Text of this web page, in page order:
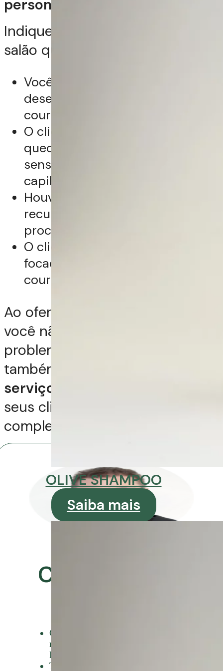
OLIVE SHAMPOO
Saiba mais
personalizada.
Indique a terapia capilar no seu
salão quando:
Você identificar sinais de
desequilíbrio ou problemas no
couro cabeludo.
O cliente busca soluções para
queda, oleosidade, caspa,
sensibilidade ou fragilidade
capilar.
Houver a necessidade de
recuperação após
procedimentos químicos.
O cliente deseja um tratamento
focado na saúde e bem-estar do
couro cabeludo.
Ao oferecer a terapia capilar,
você não apenas soluciona
problemas existentes, mas
também
serviços
seus clientes uma experiência
completa de cuidado e beleza.
Celso Martins
Gestor de engenharia cosmética e
responsável técnico Grandha
Professional Hair Care.
Tricologista Certificado pela IAT –